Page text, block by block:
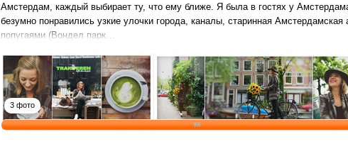
Амстердам, каждый выбирает ту, что ему ближе. Я была в гостях у
безумно понравились узкие улочки города, каналы, старинная Амстердамская
попугаями (Вондел парк…
3 фото